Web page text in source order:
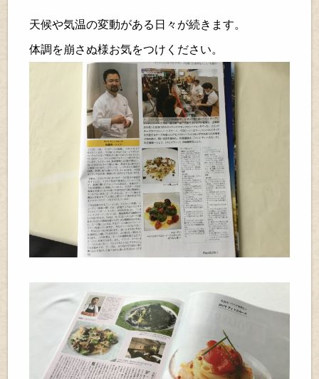
天候や気温の変動がある日々が続きます。
体調を崩さぬ様お気をつけください。